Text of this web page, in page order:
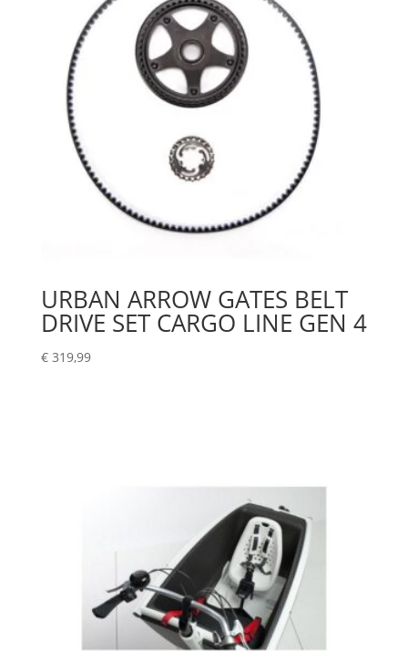
URBAN ARROW GATES BELT
DRIVE SET CARGO LINE GEN 4
€319,99